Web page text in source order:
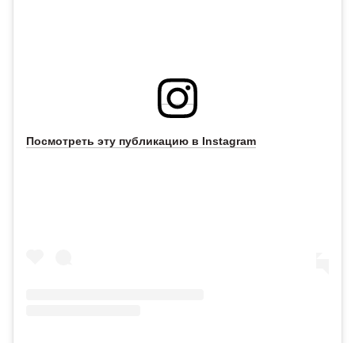
Посмотреть эту публикацию в Instagram